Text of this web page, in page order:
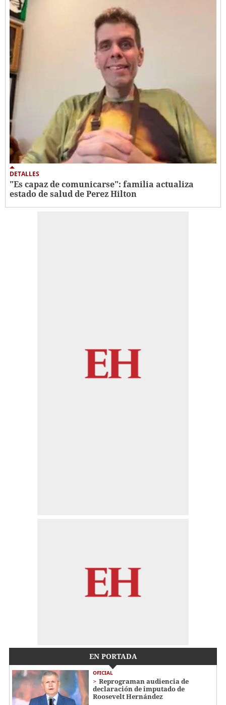
DETALLES
"Es capaz de comunicarse": familia actualiza
estado de salud de Perez Hilton
EN PORTADA
OFICIAL
Reprograman audiencia de
declaración de imputado de
Roosevelt Hernández